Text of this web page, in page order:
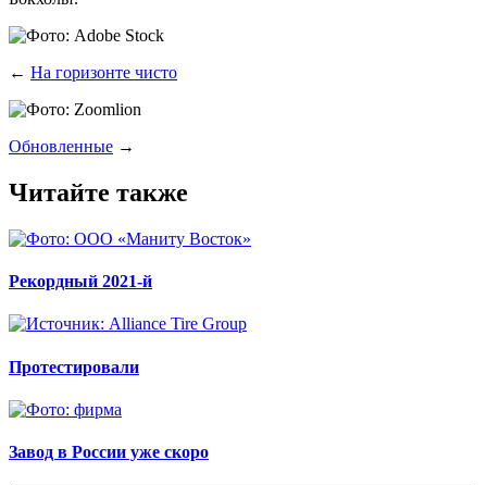
← На горизонте чисто
Обновленные →
Читайте также
Рекордный 2021-й
Протестировали
Завод в России уже скоро